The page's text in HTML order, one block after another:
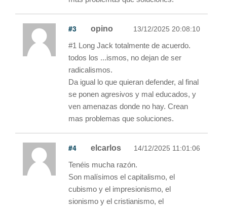
#3 opino 13/12/2025 20:08:10
#1 Long Jack totalmente de acuerdo.
todos los ...ismos, no dejan de ser
radicalismos.
Da igual lo que quieran defender, al final
se ponen agresivos y mal educados, y
ven amenazas donde no hay. Crean
mas problemas que soluciones.
#4 elcarlos 14/12/2025 11:01:06
Tenéis mucha razón.
Son malísimos el capitalismo, el
cubismo y el impresionismo, el
sionismo y el cristianismo, el